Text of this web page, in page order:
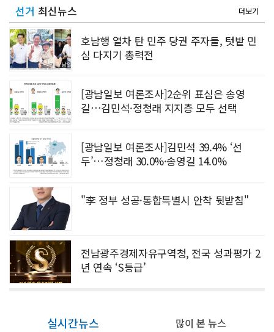
선거 최신뉴스 더보기
호남행 열차 탄 민주 당권 주자들, 텃밭 민
심 다지기 총력전
[광남일보 여론조사]2순위 표심은 송영
길…김민석·정청래 지지층 모두 선택
[광남일보 여론조사]김민석 39.4% ‘선
두’…정청래 30.0%·송영길 14.0%
"李 정부 성공·통합특별시 안착 뒷받침"
전남광주경제자유구역청, 전국 성과평가 2
년 연속 ‘S등급’
실시간뉴스 많이 본 뉴스